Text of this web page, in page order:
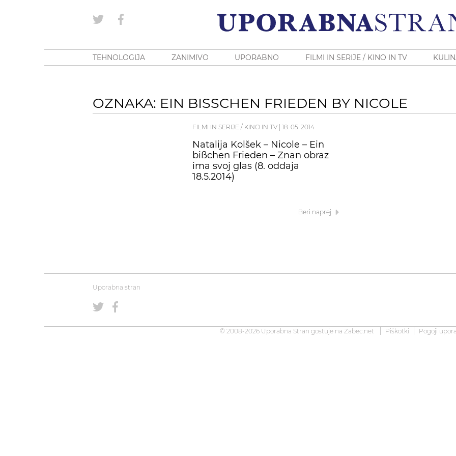
TEHNOLOGIJA ZANIMIVO UPORABNO FILMI IN SERIJE / KINO IN TV
OZNAKA: EIN BISSCHEN FRIEDEN BY NICOLE
FILMI IN SERIJE / KINO IN TV 18. 05. 2014
Natalija Kolšek – Nicole – Ein
bißchen Frieden – Znan obraz
ima svoj glas (8. oddaja
18.5.2014)
Beri naprej
Uporabna stran
© 2008-2026 Uporabna Stran gostuje na Zabec.net Piškotki Pogoji